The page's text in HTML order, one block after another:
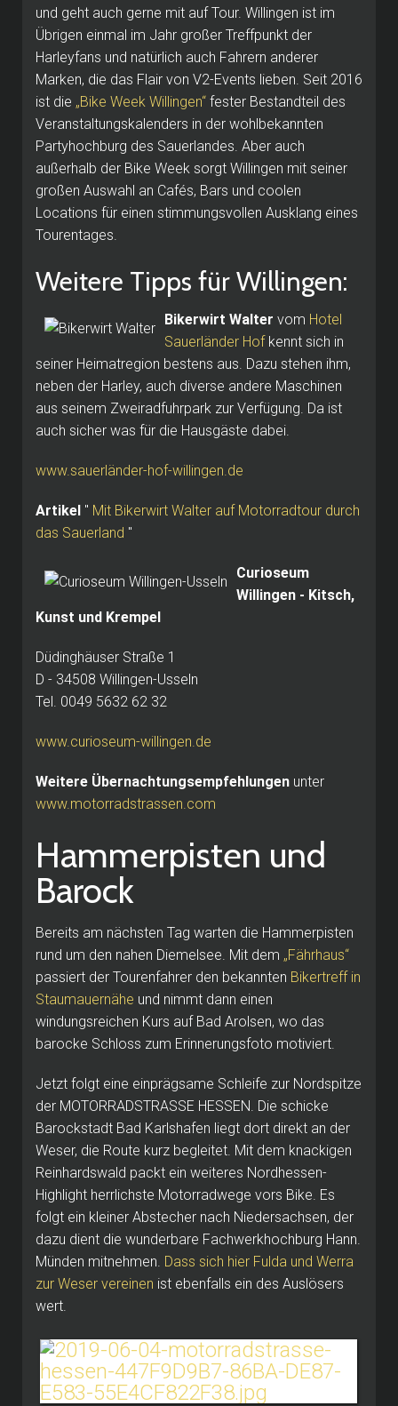
und geht auch gerne mit auf Tour. Willingen ist im
Übrigen einmal im Jahr großer Treffpunkt der
Harleyfans und natürlich auch Fahrern anderer
Marken, die das Flair von V2-Events lieben. Seit 2016
ist die „Bike Week Willingen“ fester Bestandteil des
Veranstaltungskalenders in der wohlbekannten
Partyhochburg des Sauerlandes. Aber auch
außerhalb der Bike Week sorgt Willingen mit seiner
großen Auswahl an Cafés, Bars und coolen
Locations für einen stimmungsvollen Ausklang eines
Tourentages.
Weitere Tipps für Willingen:
Bikerwirt Walter vom Hotel
Sauerländer Hofkennt sich in
seiner Heimatregion bestens aus. Dazu stehen ihm,
neben der Harley, auch diverse andere Maschinen
aus seinem Zweiradfuhrpark zur Verfügung. Da ist
auch sicher was für die Hausgäste dabei.
www.sauerländer-hof-willingen.de
Artikel " Mit Bikerwirt Walter auf Motorradtour durch
das Sauerland "
Curioseum
Willingen - Kitsch,
Kunst und Krempel
Düdinghäuser Straße 1
D - 34508 Willingen-Usseln
Tel. 0049 5632 62 32
www.curioseum-willingen.de
Weitere Übernachtungsempfehlungen unter
www.motorradstrassen.com
Hammerpisten und
Barock
Bereits am nächsten Tag warten die Hammerpisten
rund um den nahen Diemelsee. Mit dem „Fährhaus“
passiert der Tourenfahrer den bekannten Bikertreff in
Staumauernähe und nimmt dann einen
windungsreichen Kurs auf Bad Arolsen, wo das
barocke Schloss zum Erinnerungsfoto motiviert.
Jetzt folgt eine einprägsame Schleife zur Nordspitze
der MOTORRADSTRASSE HESSEN. Die schicke
Barockstadt Bad Karlshafen liegt dort direkt an der
Weser, die Route kurz begleitet. Mit dem knackigen
Reinhardswald packt ein weiteres Nordhessen-
Highlight herrlichste Motorradwege vors Bike. Es
folgt ein kleiner Abstecher nach Niedersachsen, der
dazu dient die wunderbare Fachwerkhochburg Hann.
Münden mitnehmen. Dass sich hier Fulda und Werra
zur Weser vereinen ist ebenfalls ein des Auslösers
wert.